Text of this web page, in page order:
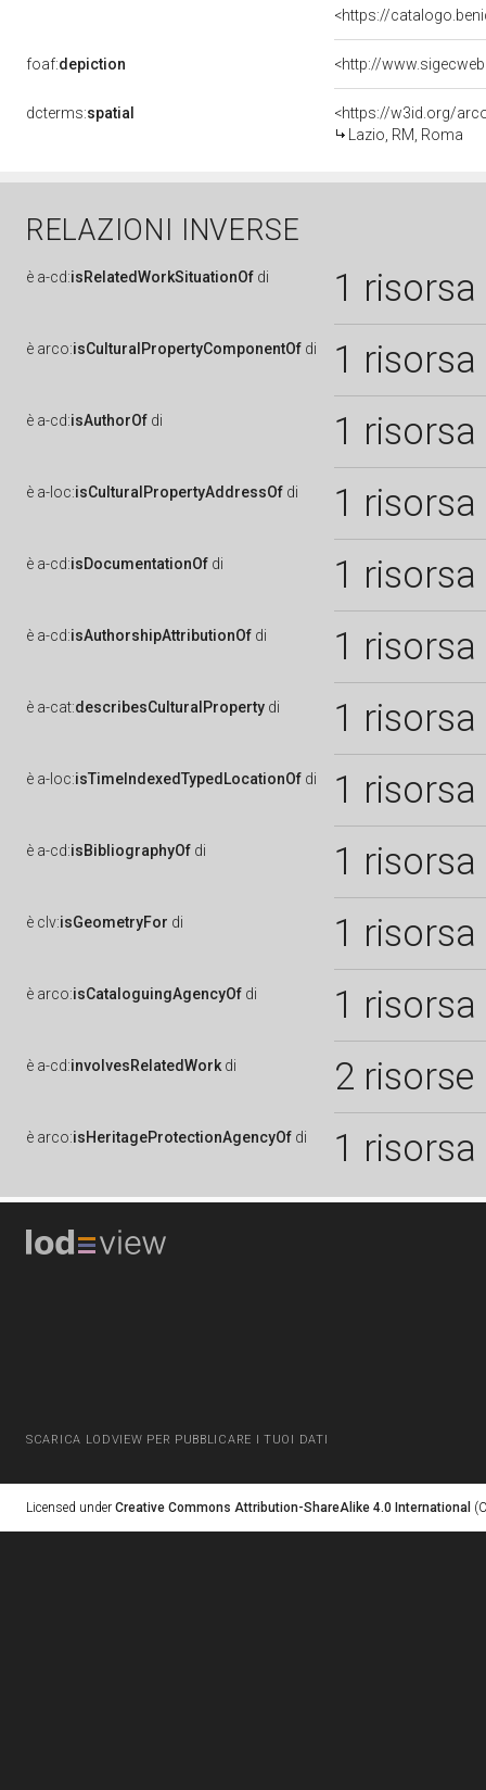
<https://
foaf:depiction
dcterms:spatial
<https://w3id.org/
Lazio, RM, Roma
RELAZIONI INVERSE
è a-cd:isRelatedWorkSituationOf di 1 risorsa
è arco:isCulturalPropertyComponentOf di 1 risorsa
è a-cd:isAuthorOf di 1 risorsa
è a-loc:isCulturalPropertyAddressOf di 1 risorsa
è a-cd:isDocumentationOf di 1 risorsa
è a-cd:isAuthorshipAttributionOf di 1 risorsa
è a-cat:describesCulturalProperty di 1 risorsa
è a-loc:isTimeIndexedTypedLocationOf di 1 risorsa
è a-cd:isBibliographyOf di 1 risorsa
è clv:isGeometryFor di 1 risorsa
è arco:isCataloguingAgencyOf di 1 risorsa
è a-cd:involvesRelatedWork di 2 risorse
è arco:isHeritageProtectionAgencyOf di 1 risorsa
SCARICA LODVIEW PER PUBBLICARE I TUOI DATI
Licensed under Creative Commons Attribution-ShareAlike 4.0 International